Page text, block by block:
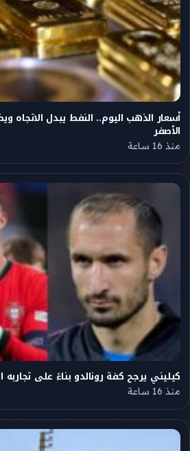
أسعار الذهب اليوم.. النفط يبدل الاتجاه
الأصفر
منذ 16 ساعة
كيليني يرجح كفة رونالدو بناءً على تجاربه
منذ 16 ساعة